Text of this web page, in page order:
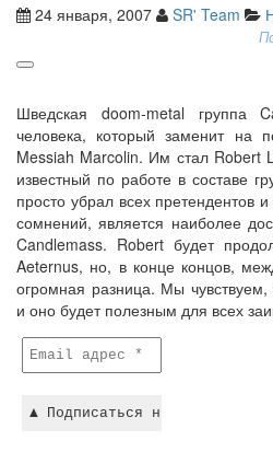
24 января, 2007 SR' Team
Шведская doom-metal группа
человека, который заменит на
Messiah Marcolin. Им стал Robert
известный по работе в составе
просто убрал всех претендентов
сомнений, является наиболее
Candlemass. Robert будет
Aeternus, но, в конце концов,
огромная разница. Мы
и оно будет полезным для всех